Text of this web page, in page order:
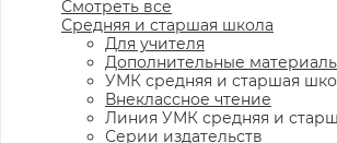
Смотреть все
Средняя и старшая школа
Для учителя
Дополнительные
УМК средняя и старшая
Внеклассное чтение
Линия УМК средняя и
Серии издательств